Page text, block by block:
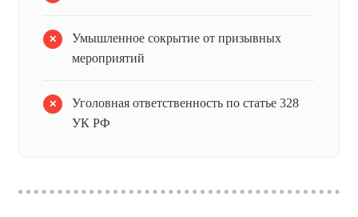
Умышленное сокрытие от призывных
мероприятий
Уголовная ответственность по статье 328
УК РФ